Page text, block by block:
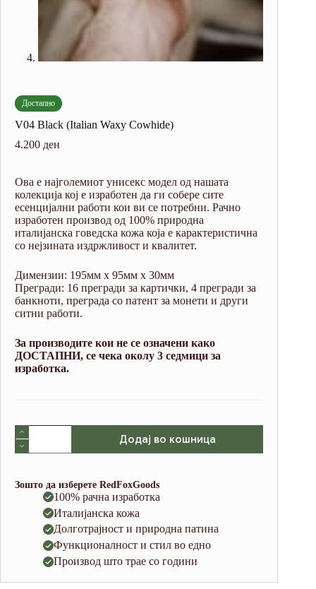
Достапно
V04 Black (Italian Waxy Cowhide)
4.200 ден
Ова е најголемиот унисекс модел од нашата
колекција кој е изработен да ги собере сите
есенцијални работи кои ви се потребни. Рачно
изработен производ од 100% природна
италијанска говедска кожа која е карактеристична
со нејзината издржливост и квалитет.
Димензии: 195мм х 95мм х 30мм
Прегради: 16 прегради за картички, 4 прегради за
банкноти, преграда со патент за монети и други
ситни работи.
За производите кои не се означени како
ДОСТАПНИ, се чека околу 3 седмици за
изработка.
V04
Black
(Italian
количина
Додај во кошница
Зошто да изберете RedFoxGoods
100% рачна изработка
Италијанска кожа
Долготрајност и природна патина
Функционалност и стил во едно
Производ што трае со години